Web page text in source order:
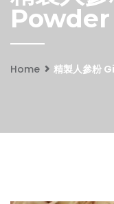
Powder
Home 精製人參粉